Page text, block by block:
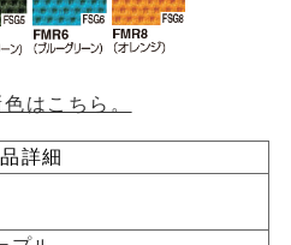
はこちら。
詳細